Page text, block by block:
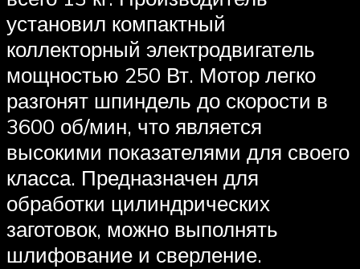
установил компактный
коллекторный электродвигатель
мощностью 250 Вт. Мотор легко
разгонят шпиндель до скорости в
3600 об/мин, что является
высокими показателями для своего
класса. Предназначен для
обработки цилиндрических
заготовок, можно выполнять
шлифование и сверление.